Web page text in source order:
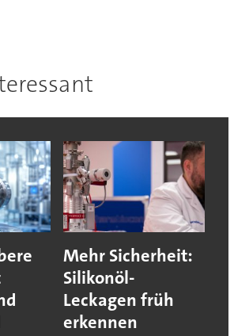
Mehr Sicherheit:
Silikonöl-
Leckagen früh
erkennen